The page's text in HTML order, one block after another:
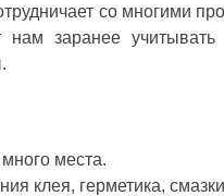
со многими
нам заранее
места.
клея, герметика,